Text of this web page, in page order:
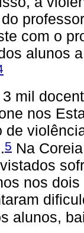
com o
alunos
mil
nos
de
5 Na
nos
alunos,